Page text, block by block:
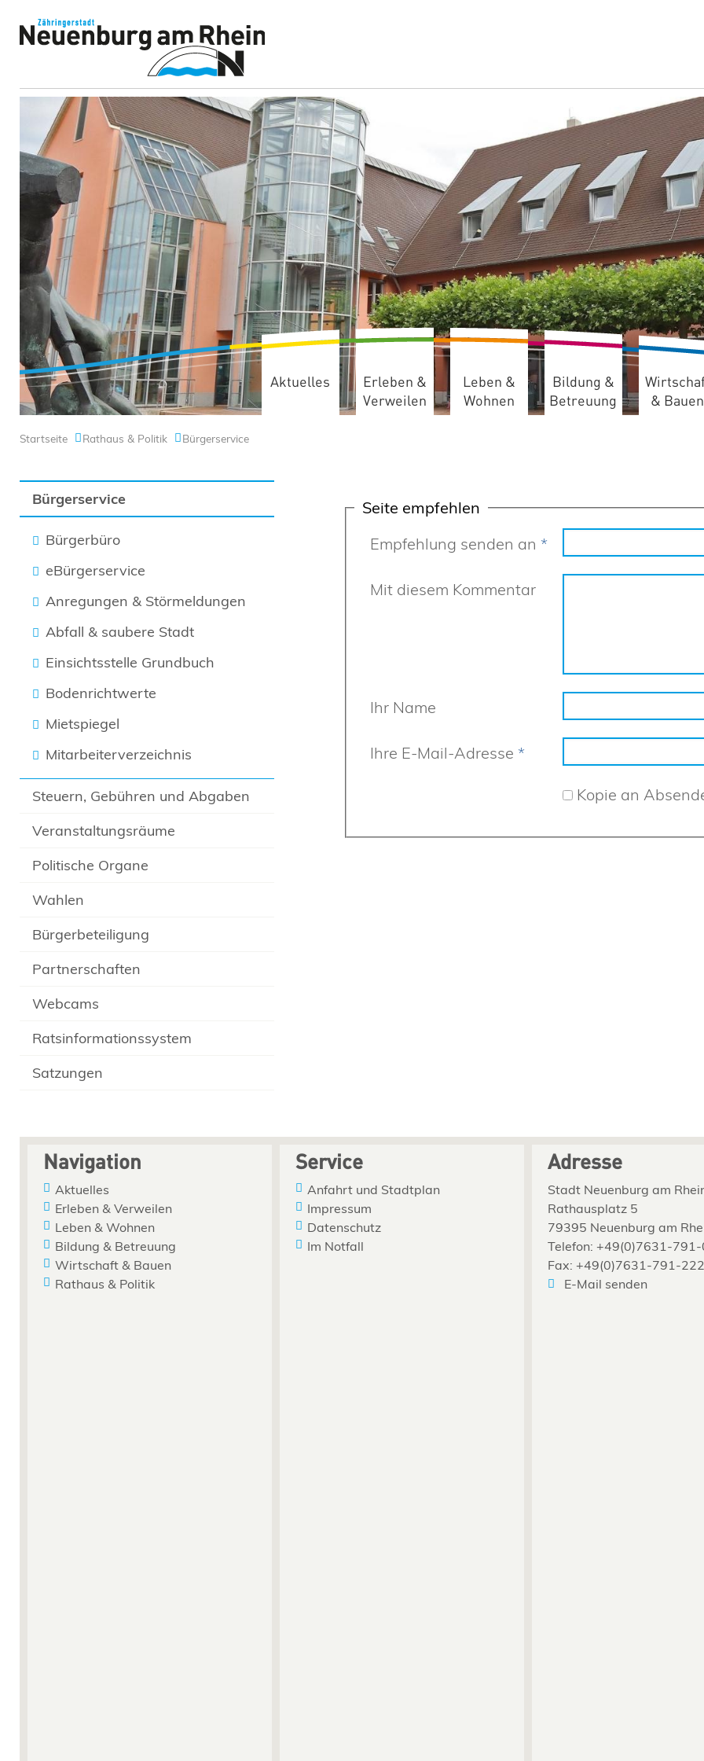
Aktuelles
Erleben &
Verweilen
Leben &
Wohnen
Bildung &
Betreuung
& Bauen
Startseite Rathaus & Politik Bürgerservice
Bürgerservice
Bürgerbüro
eBürgerservice
Anregungen & Störmeldungen
Abfall & saubere Stadt
Einsichtsstelle Grundbuch
Bodenrichtwerte
Mietspiegel
Mitarbeiterverzeichnis
Steuern, Gebühren und Abgaben
Veranstaltungsräume
Politische Organe
Wahlen
Bürgerbeteiligung
Partnerschaften
Webcams
Ratsinformationssystem
Satzungen
Seite empfehlen
Empfehlung senden an *
Mit diesem Kommentar
Ihr Name
Ihre E-Mail-Adresse *
Kopie an
Navigation
Aktuelles
Erleben & Verweilen
Leben & Wohnen
Bildung & Betreuung
Wirtschaft & Bauen
Rathaus & Politik
Service
Anfahrt und Stadtplan
Impressum
Datenschutz
Im Notfall
Adresse
Stadt Neuenburg am
Rathausplatz 5
79395 Neuenburg am
Telefon: +49(0)7631-
Fax: +49(0)7631-791-222
E-Mail senden